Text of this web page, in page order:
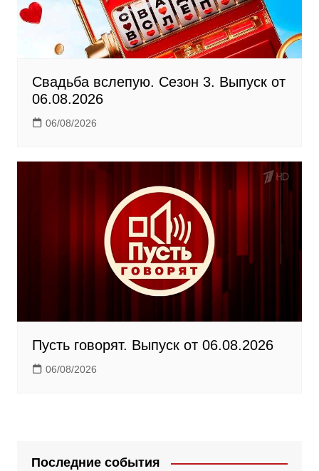
Свадьба вслепую. Сезон 3. Выпуск от
06.08.2026
06/08/2026
Пусть говорят. Выпуск от 06.08.2026
06/08/2026
Последние события